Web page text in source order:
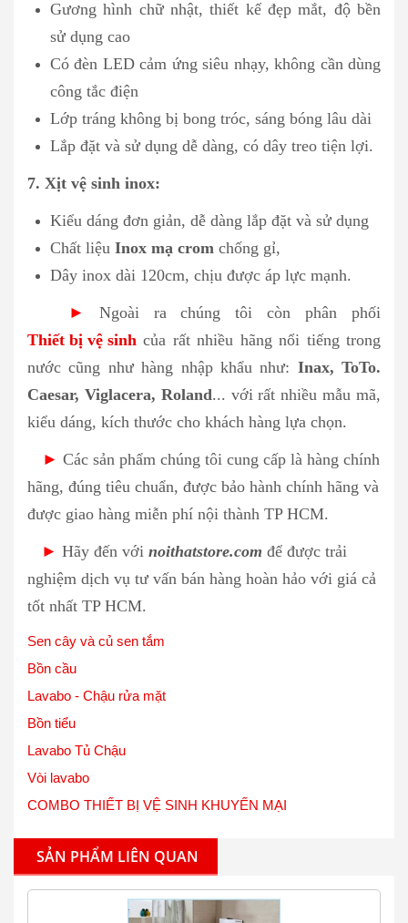
Gương hình chữ nhật, thiết kế đẹp mắt, độ bền
sử dụng cao
Có đèn LED cảm ứng siêu nhạy, không cần dùng
công tắc điện
Lớp tráng không bị bong tróc, sáng bóng lâu dài
Lắp đặt và sử dụng dễ dàng, có dây treo tiện lợi.
7. Xịt vệ sinh inox:
Kiểu dáng đơn giản, dễ dàng lắp đặt và sử dụng
Chất liệu Inox mạ crom chống gỉ,
Dây inox dài 120cm, chịu được áp lực mạnh.
► Ngoài ra chúng tôi còn phân phối
Thiết bị vệ sinh của rất nhiều hãng nổi tiếng trong
nước cũng như hàng nhập khẩu như: Inax, ToTo.
Caesar, Viglacera, Roland... với rất nhiều mẫu mã,
kiểu dáng, kích thước cho khách hàng lựa chọn.
► Các sản phẩm chúng tôi cung cấp là hàng chính
hãng, đúng tiêu chuẩn, được bảo hành chính hãng và
được giao hàng miễn phí nội thành TP HCM.
► Hãy đến với noithatstore.com để được trải
nghiệm dịch vụ tư vấn bán hàng hoàn hảo với giá cả
tốt nhất TP HCM.
Sen cây và củ sen tắm
Bồn cầu
Lavabo - Chậu rửa mặt
Bồn tiểu
Lavabo Tủ Chậu
Vòi lavabo
COMBO THIẾT BỊ VỆ SINH KHUYẾN MẠI
SẢN PHẨM LIÊN QUAN